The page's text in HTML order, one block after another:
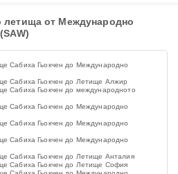
от Международно
Сабиха Гьокчен до Международно
Сабиха Гьокчен до Летище Алжир
Сабиха Гьокчен до международното
Сабиха Гьокчен до Международно
Сабиха Гьокчен до Международно
Сабиха Гьокчен до Международно
Сабиха Гьокчен до Летище Анталия
Сабиха Гьокчен до Летище София